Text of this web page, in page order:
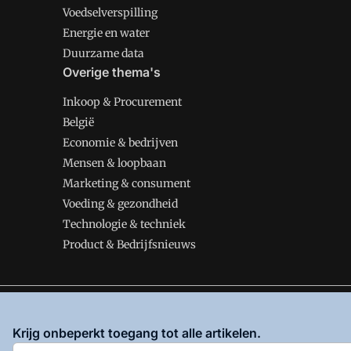
Voedselverspilling
Energie en water
Duurzame data
Overige thema's
Inkoop & Procurement
België
Economie & bedrijven
Mensen & loopbaan
Marketing & consument
Voeding & gezondheid
Technologie & techniek
Product & Bedrijfsnieuws
enPrivacy en Cookie beleid |Privacy instellingen
Krijg onbeperkt toegang tot alle artikelen.